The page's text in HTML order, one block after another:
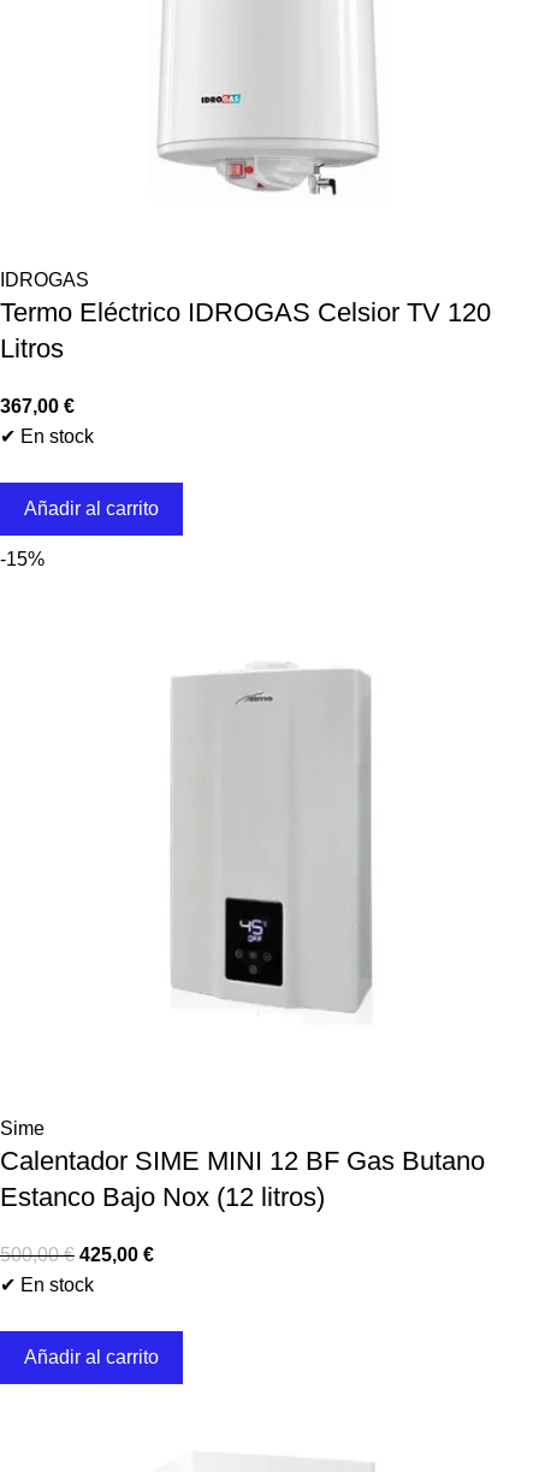
IDROGAS
Termo Eléctrico IDROGAS Celsior TV 120
Litros
367,00 €
✔ En stock
Añadir al carrito
-15%
Sime
Calentador SIME MINI 12 BF Gas Butano
Estanco Bajo Nox (12 litros)
500,00€ 425,00 €
✔ En stock
Añadir al carrito